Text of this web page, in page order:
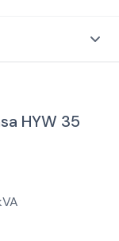
HYW 35